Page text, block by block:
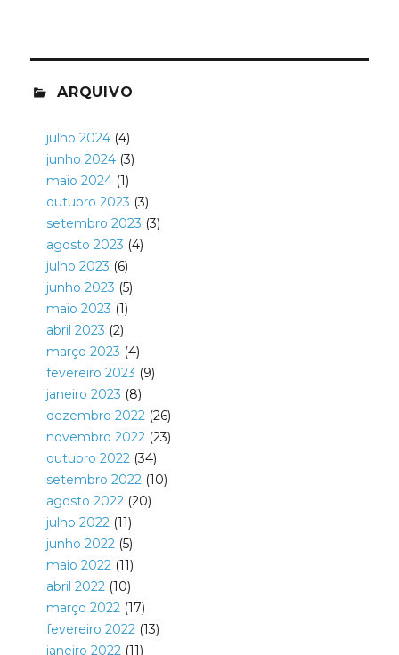
ARQUIVO
julho 2024(4)
junho 2024(3)
maio 2024(1)
outubro 2023 (3)
setembro 2023 (3)
agosto 2023 (4)
julho 2023 (6)
junho 2023 (5)
maio 2023 (1)
abril 2023 (2)
março 2023 (4)
fevereiro 2023 (9)
janeiro 2023 (8)
dezembro 2022(26)
novembro 2022(23)
outubro 2022(34)
setembro 2022(10)
agosto 2022(20)
julho 2022(11)
junho 2022(5)
maio 2022(11)
abril 2022(10)
março 2022(17)
fevereiro 2022(13)
janeiro 2022(11)